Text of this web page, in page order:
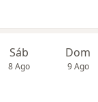
Sáb
8 Ago
Dom
9 Ago